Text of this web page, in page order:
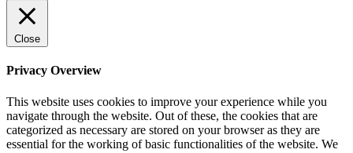
Close
Privacy Overview
This website uses cookies to improve your experience while you
navigate through the website. Out of these, the cookies that are
categorized as necessary are stored on your browser as they are
essential for the working of basic functionalities of the website. We